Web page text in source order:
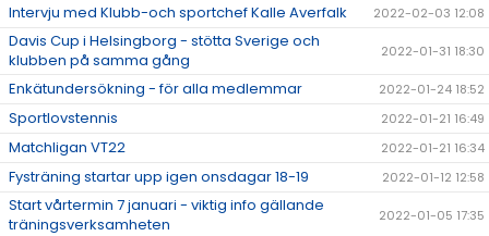
Intervju med Klubb-och sportchef Kalle Averfalk 2022-02-03 12:08
Davis Cup i Helsingborg - stötta Sverige och
klubben på samma gång
2022-01-31 18:30
Enkätundersökning - för alla medlemmar 2022-01-24 18:52
Sportlovstennis 2022-01-21 16:49
Matchligan VT22 2022-01-21 16:34
Fysträning startar upp igen onsdagar 18-19 2022-01-12 12:58
Start vårtermin 7 januari - viktig info gällande
träningsverksamheten
2022-01-05 17:35